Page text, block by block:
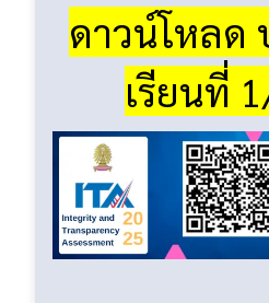
ดาวน์โหลด
เรียนที่